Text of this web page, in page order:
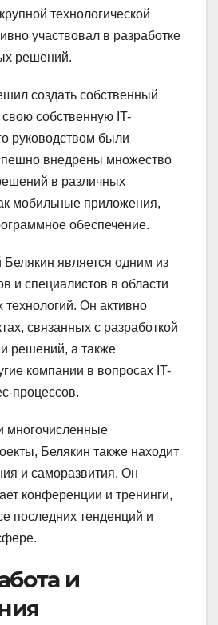
технологической
участвовал в разработке
решений.
создать собственный
свою собственную IT-
руководством были
внедрены множество
в различных
мобильные приложения,
обеспечение.
является одним из
и специалистов в области
Он активно
связанных с разработкой
решений, а также
компании в вопросах IT-
процессов.
многочисленные
Белякин также находит
и саморазвития. Он
конференции и тренинги,
последних тенденций и
и